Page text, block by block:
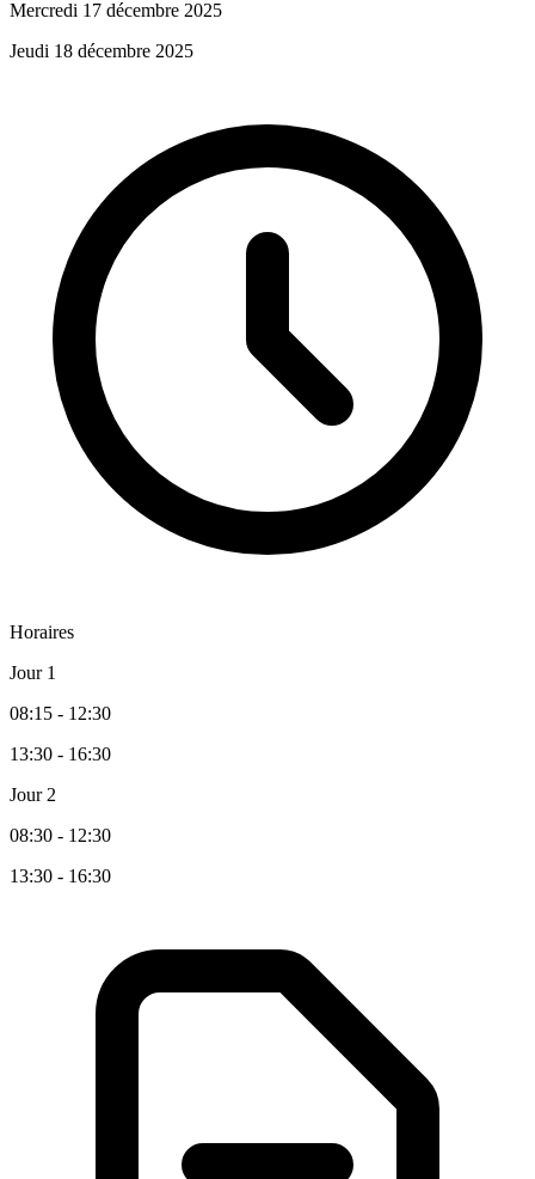
Mercredi 17 décembre 2025
Jeudi 18 décembre 2025
Horaires
Jour 1
08:15 - 12:30
13:30 - 16:30
Jour 2
08:30 - 12:30
13:30 - 16:30